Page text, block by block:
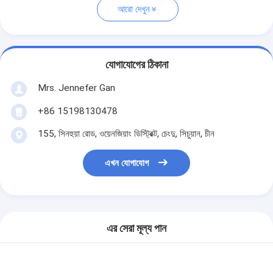
আরো দেখুন
যোগাযোগের ঠিকানা
Mrs. Jennefer Gan
+86 15198130478
155, সিনহুয়া রোড, ওয়েনজিয়াং ডিস্ট্রিক্ট, চেংদু, সিচুয়ান, চীন
এখন যোগাযোগ
এর সেরা মূল্য পান